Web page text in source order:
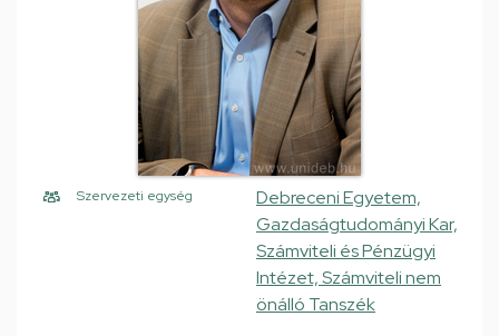
Szervezeti egység
Debreceni Egyetem,
Gazdaságtudományi Kar,
Számviteli és Pénzügyi
Intézet, Számviteli nem
önálló Tanszék